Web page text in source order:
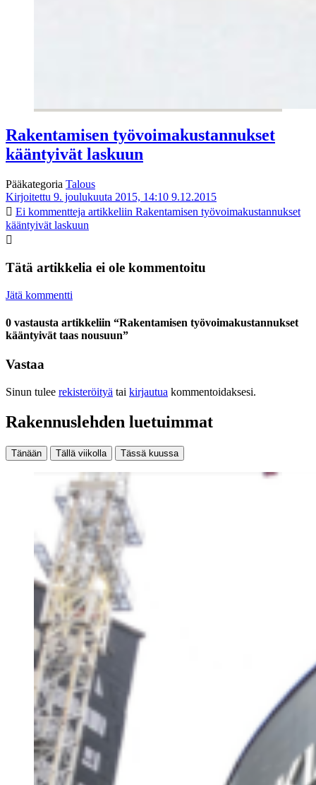
Rakentamisen työvoimakustannukset
kääntyivät laskuun
Pääkategoria Talous
Kirjoitettu 9. joulukuuta 2015, 14:10 9.12.2015
Ei kommentteja artikkeliin Rakentamisen työvoimakustannukset
kääntyivät laskuun
Tätä artikkelia ei ole kommentoitu
Jätä kommentti
0 vastausta artikkeliin “Rakentamisen työvoimakustannukset
kääntyivät taas nousuun”
Vastaa
Sinun tulee rekisteröityä tai kirjautua kommentoidaksesi.
Rakennuslehden luetuimmat
Tänään Tällä viikolla Tässä kuussa